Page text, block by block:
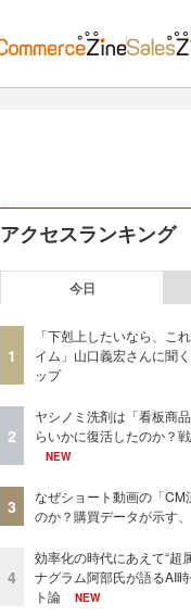
アクセスランキング
今日
1
「下剋上したいなら、こ
イム」山口義宏さんに聞
ップ
2
ヤシノミ洗剤は「看板商
らいかに復活したのか？
NEW
3
なぜショート動画の「
のか？購買データが示す
4
効率化の時代にあえて“
ナグラム阿部氏が語るAI
ト論
NEW